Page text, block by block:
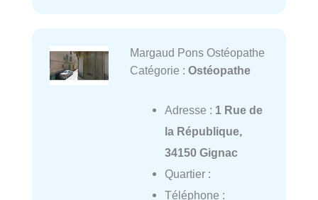
Margaud Pons Ostéopathe
Catégorie : Ostéopathe
Adresse : 1 Rue de
la République,
34150 Gignac
Quartier :
Téléphone :